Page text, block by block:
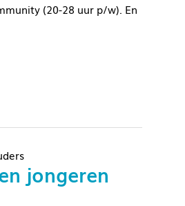
(20-28 uur p/w). En
jongeren